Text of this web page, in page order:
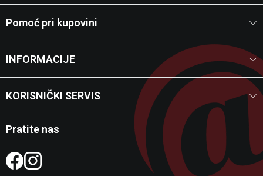
Pomoć pri kupovini
INFORMACIJE
KORISNIČKI SERVIS
Pratite nas